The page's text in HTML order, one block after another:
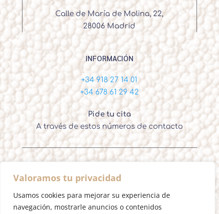
Valoramos tu privacidad
Usamos cookies para mejorar su experiencia de
navegación, mostrarle anuncios o contenidos
Calle de María de Molina, 22,
28006 Madrid
INFORMACIÓN
+34 918 27 14 01
+34 678 61 29 42
Pide tu cita
A través de estos números de contacto